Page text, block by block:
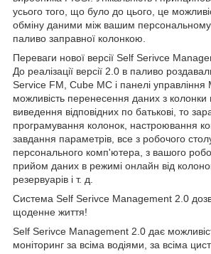
усього того, що було до цього, це
обміну даними між вашим
паливо заправної колонкою.
Переваги нової версії Self Serivce
До реалізації версії 2.0 в паливо
Service FM, Cube MC і панелі управління
можливість перенесення даних з
виведення відповідних по батькові, то
програмування колонок, настроювання
завдання параметрів, все з робочого
персонального комп'ютера, з вашого
прийом даних в режимі онлайн від
резервуарів і т. д.
Система Self Serivce Management 2.0
щоденне життя!
Self Serivce Management 2.0 дає
моніторинг за всіма водіями, за всіма